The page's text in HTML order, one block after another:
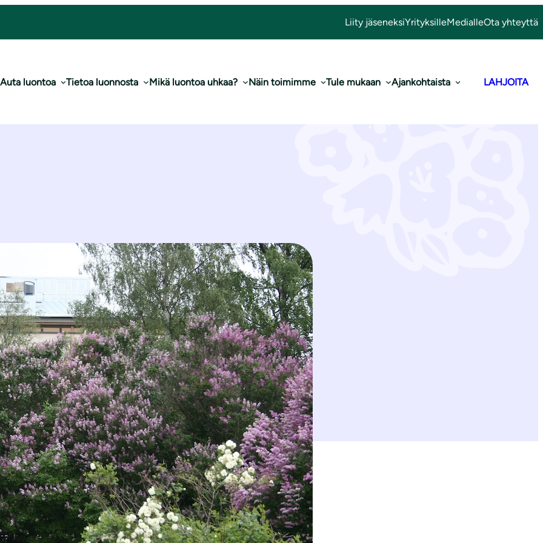
Liity jäseneksiYrityksilleMedialleOta yhteyttä
Auta luontoa Tietoa luonnosta Mikä luontoa uhkaa? Näin toimimme Tule mukaan Ajankohtaista LAHJOITA